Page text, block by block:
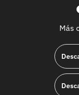
Más